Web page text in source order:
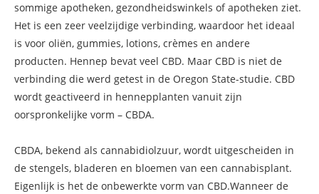
sommige apotheken, gezondheidswinkels of apotheken ziet.
Het is een zeer veelzijdige verbinding, waardoor het ideaal
is voor oliën, gummies, lotions, crèmes en andere
producten. Hennep bevat veel CBD. Maar CBD is niet de
verbinding die werd getest in de Oregon State-studie. CBD
wordt geactiveerd in hennepplanten vanuit zijn
oorspronkelijke vorm – CBDA.
CBDA, bekend als cannabidiolzuur, wordt uitgescheiden in
de stengels, bladeren en bloemen van een cannabisplant.
Eigenlijk is het de onbewerkte vorm van CBD.Wanneer de